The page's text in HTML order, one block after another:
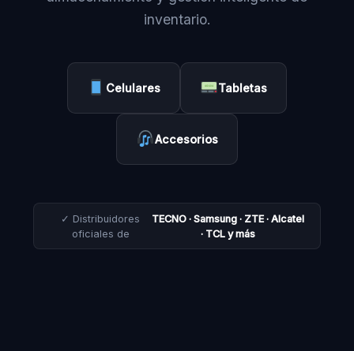
inventario.
Celulares Tabletas
Accesorios
✓ Distribuidores
oficiales de
TECNO · Samsung · ZTE · Alcatel
· TCL y más